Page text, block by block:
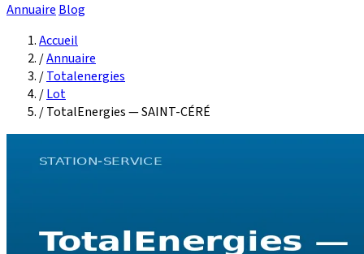
Annuaire Blog
Accueil
/Annuaire
/Totalenergies
/Lot
/TotalEnergies — SAINT-CÉRÉ